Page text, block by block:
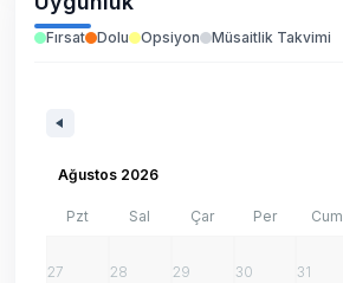
Fırsat Dolu Opsiyon Müsaitlik Takvimi
Ağustos 2026
Pzt Sal Çar Per Cum
27 28 29 30 31